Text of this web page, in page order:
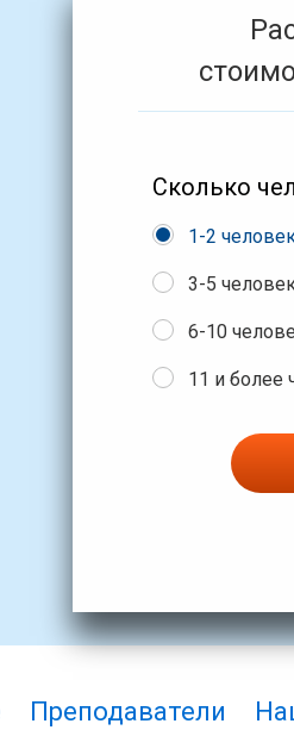
Сколько
1-2
3-5
6-10
11 и более
Преподаватели